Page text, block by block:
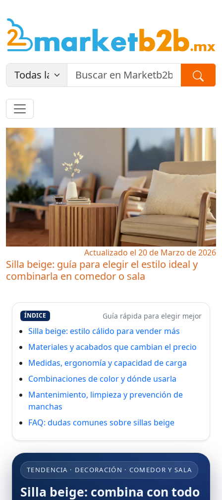
Actualizado el 20 de Marzo de 2026
Silla beige: guía para elegir el estilo ideal y
combinarla en comedor o sala
ÍNDICE Guía rápida para elegir mejor
Silla beige: estilo cálido para vender más
Materiales y acabados que cambian el precio
Medidas, ergonomía y capacidad de carga
Combinaciones de color y dónde usarla
Mantenimiento, limpieza y prevención de
manchas
FAQ: dudas comunes sobre sillas beige
TENDENCIA · DECORACIÓN · COMEDOR Y SALA
Silla beige: combina con todo